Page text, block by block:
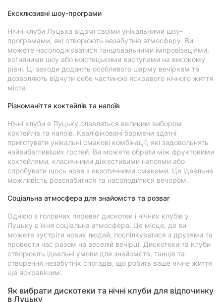
Ексклюзивні шоу-програми
Нічні клуби Луцька відомі своїми унікальними шоу-
програмами, які створюють незабутню атмосферу. Ви
можете насолоджуватися танцювальними імпровізаціями,
вогняними шоу або мистецькими виступами на високому
рівні. Ці заходи додають особливого шарму вечіркам та
дозволяють відчути себе частиною яскравого нічного життя
міста.
Різноманіття коктейлів та напоїв
Нічні клуби в Луцьку славляться великим вибором
коктейлів та напоїв. Кваліфіковані бармени здатні
приготувати унікальні смакові комбінації, які задовольнять
найвибагливіших гостей. Ви можете обрати між фруктовими
коктейлями, класичними діжестивими напоями або
спробувати щось нове з екзотичними смаками. Це ідеальна
можливість розслабитися та насолодитися вечором.
Соціальна атмосфера для знайомств та розваг
Однією з головних переваг дискотек і нічних клубів у
Луцьку є їхня соціальна атмосфера. Це місце, де ви
можете зустріти нових людей, поспілкуватися з друзями та
провести час разом на веселій вечірці. Дискотеки та клуби
створюють ідеальні умови для знайомств, танців та
створення незабутніх спогадів, що робить ваше нічне життя
ще яскравішим.
Як вибрати дискотеки та нічні клуби для відпочинку
в Луцьку